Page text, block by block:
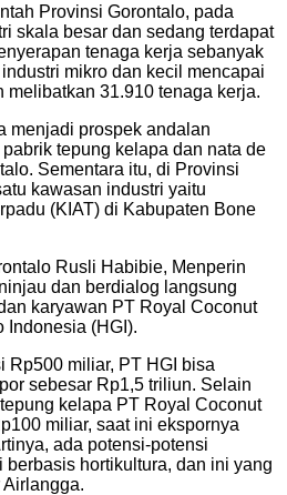
Provinsi Gorontalo, pada
skala besar dan sedang terdapat
tenaga kerja sebanyak
mikro dan kecil mencapai
melibatkan 31.910 tenaga kerja.
menjadi prospek andalan
tepung kelapa dan nata de
Sementara itu, di Provinsi
kawasan industri yaitu
(KIAT) di Kabupaten Bone
Rusli Habibie, Menperin
dan berdialog langsung
karyawan PT Royal Coconut
Indonesia (HGI).
Rp500 miliar, PT HGI bisa
sebesar Rp1,5 triliun. Selain
kelapa PT Royal Coconut
miliar, saat ini ekspornya
ada potensi-potensi
hortikultura, dan ini yang
Airlangga.